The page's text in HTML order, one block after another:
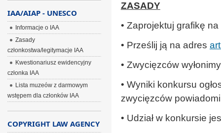
ZASADY
• Zaprojektuj grafikę
• Prześlij ją na adres
• Zwycięzców
• Wyniki konkursu
zwycięzców
• Udział w konkursie
IAA/AIAP - UNESCO
Informacje o IAA
Zasady
członkostwa/legitymacje IAA
Kwestionariusz ewidencyjny
członka IAA
Lista muzeów z darmowym
wstępem dla członków IAA
COPYRIGHT LAW AGENCY